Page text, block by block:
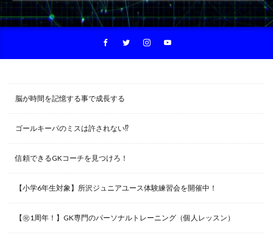
脳が時間を記憶する事で成長する
ゴールキーパのミスは許されない⁉︎
信頼できるGKコーチを見つけろ！
【小学6年生対象】所沢ジュニアユース体験練習会を開催中！
【㊗️1周年！】GK専門のパーソナルトレーニング（個人レッスン）